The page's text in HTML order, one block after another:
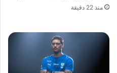
منذ 22 دقيقة